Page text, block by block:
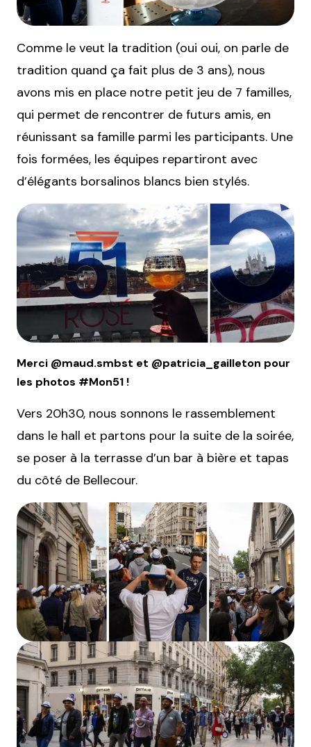
Comme le veut la tradition (oui oui, on parle de
tradition quand ça fait plus de 3 ans), nous
avons mis en place notre petit jeu de 7 familles,
qui permet de rencontrer de futurs amis, en
réunissant sa famille parmi les participants. Une
fois formées, les équipes repartiront avec
d’élégants borsalinos blancs bien stylés.
Merci @maud.smbst et @patricia_gailleton pour
les photos #Mon51 !
Vers 20h30, nous sonnons le rassemblement
dans le hall et partons pour la suite de la soirée,
se poser à la terrasse d’un bar à bière et tapas
du côté de Bellecour.